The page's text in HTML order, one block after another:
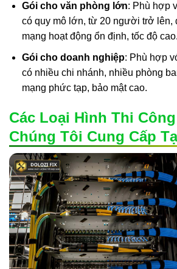
Gói cho văn phòng lớn: Phù hợp
có quy mô lớn, từ 20 người trở lên,
mạng hoạt động ổn định, tốc độ cao.
Gói cho doanh nghiệp: Phù hợp
có nhiều chi nhánh, nhiều phòng
mạng phức tạp, bảo mật cao.
Các Loại Hình Thi
Chúng Tôi Cung Cấp